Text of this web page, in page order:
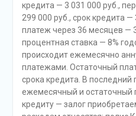
кредита — 3 031 000 руб.,
299 000 руб., срок кредита
платеж через 36 месяцев —
процентная ставка — 8%
происходит ежемесячно
платежами. Остаточный
срока кредита. В
ежемесячный и остаточный
кредиту — залог